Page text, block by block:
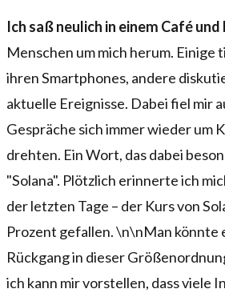
Ich saß neulich in einem Café
Menschen um mich herum.
ihren Smartphones, andere
aktuelle Ereignisse. Dabei fiel mir
Gespräche sich immer wieder um
drehten. Ein Wort, das dabei
"Solana". Plötzlich erinnerte ich
der letzten Tage – der Kurs von
Prozent gefallen. \n\nMan könnte
Rückgang in dieser
ich kann mir vorstellen, dass viele